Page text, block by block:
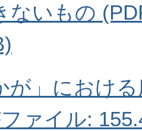
ないもの
が」におけ
ァイル: